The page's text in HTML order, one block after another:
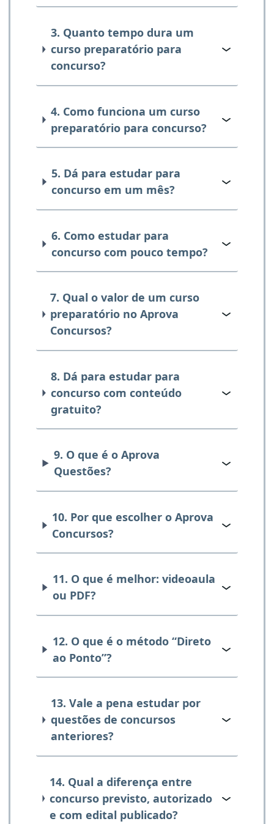
3. Quanto tempo dura um
curso preparatório para
concurso?
4. Como funciona um curso
preparatório para concurso?
5. Dá para estudar para
concurso em um mês?
6. Como estudar para
concurso com pouco tempo?
7. Qual o valor de um curso
preparatório no Aprova
Concursos?
8. Dá para estudar para
concurso com conteúdo
gratuito?
9. O que é o Aprova
Questões?
10. Por que escolher o Aprova
Concursos?
11. O que é melhor: videoaula
ou PDF?
12. O que é o método “Direto
ao Ponto”?
13. Vale a pena estudar por
questões de concursos
anteriores?
14. Qual a diferença entre
concurso previsto, autorizado
e com edital publicado?